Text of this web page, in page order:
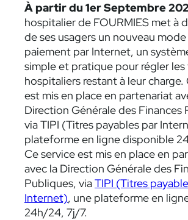
À partir du 1er Septembre
hospitalier de FOURMIES met à
de ses usagers un nouveau
paiement par Internet, un
simple et pratique pour régler les
hospitaliers restant à leur charge.
est mis en place en partenariat
Direction Générale des Finances
via TIPI (Titres payables par
plateforme en ligne disponible
Ce service est mis en place en
avec la Direction Générale des
Publiques, viaTIPI (Titres
Internet), une plateforme en
24h/24, 7j/7.